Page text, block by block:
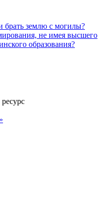
землю с могилы?
не имея высшего
образования?